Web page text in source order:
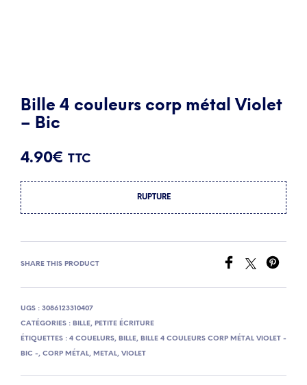
Bille 4 couleurs corp métal Violet
– Bic
4.90€ TTC
RUPTURE
SHARE THIS PRODUCT
UGS : 3086123310407
CATÉGORIES : BILLE, PETITE ÉCRITURE
ÉTIQUETTES : 4 COUELURS, BILLE, BILLE 4 COULEURS CORP MÉTAL VIOLET -
BIC -, CORP MÉTAL, METAL, VIOLET